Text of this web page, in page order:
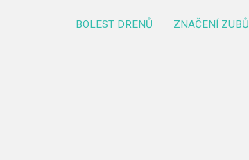
BOLEST DRENŮ ZNAČENÍ ZUBŮ